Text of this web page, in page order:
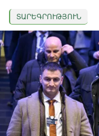
ՏԱՐԵԳՐՈՒԹՅՈՒՆ